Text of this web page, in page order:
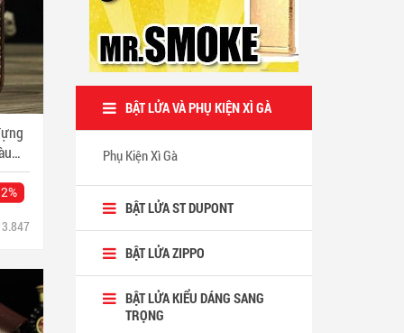
BẬT LỬA VÀ PHỤ KIỆN XÌ GÀ
Phụ Kiện Xì Gà
BẬT LỬA ST DUPONT
BẬT LỬA ZIPPO
BẬT LỬA KIỂU DÁNG SANG
TRỌNG